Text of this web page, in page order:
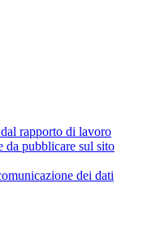
rapporto di lavoro
da pubblicare sul sito
dei dati